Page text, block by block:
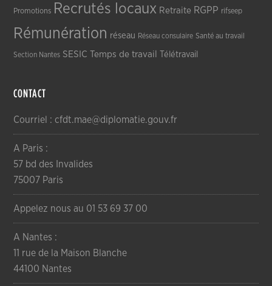
Promotions Recrutés locaux Retraite RGPP rifseep
Rémunération réseau Réseau consulaire Santé au travail
Section Nantes SESIC Temps de travail Télétravail
CONTACT
Courriel : cfdt.mae@diplomatie.gouv.fr
A Paris :
57 bd des Invalides
75007 Paris
Appelez nous au 01 53 69 37 00
A Nantes :
11 rue de la Maison Blanche
44100 Nantes